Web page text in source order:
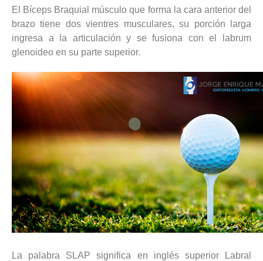
El Bíceps Braquial músculo que forma la cara anterior del
brazo tiene dos vientres musculares, su porción larga
ingresa a la articulación y se fusiona con el labrum
glenoideo en su parte superior.
La palabra SLAP significa en inglés superior Labral